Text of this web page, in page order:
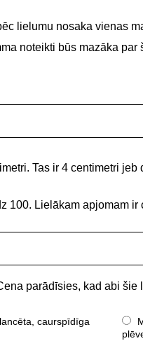
lielumu nosaka vienas
noteikti būs mazāka
Tas ir 4 centimetri
100. Lielākam apjomam
parādīsies, kad abi šie
caurspīdīga